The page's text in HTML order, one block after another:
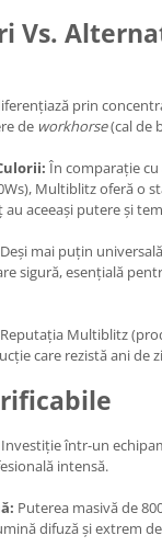
Vs.
prin
de workhorse(cal de
În comparație
Multiblitz oferă o
au aceeași putere și
Deși mai puțin
sigură, esențială
Reputația Multiblitz
care rezistă ani de
Investiție într-un
intensă.
Puterea masivă de
difuză și extrem